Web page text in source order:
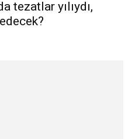
tezatlar yılıydı,